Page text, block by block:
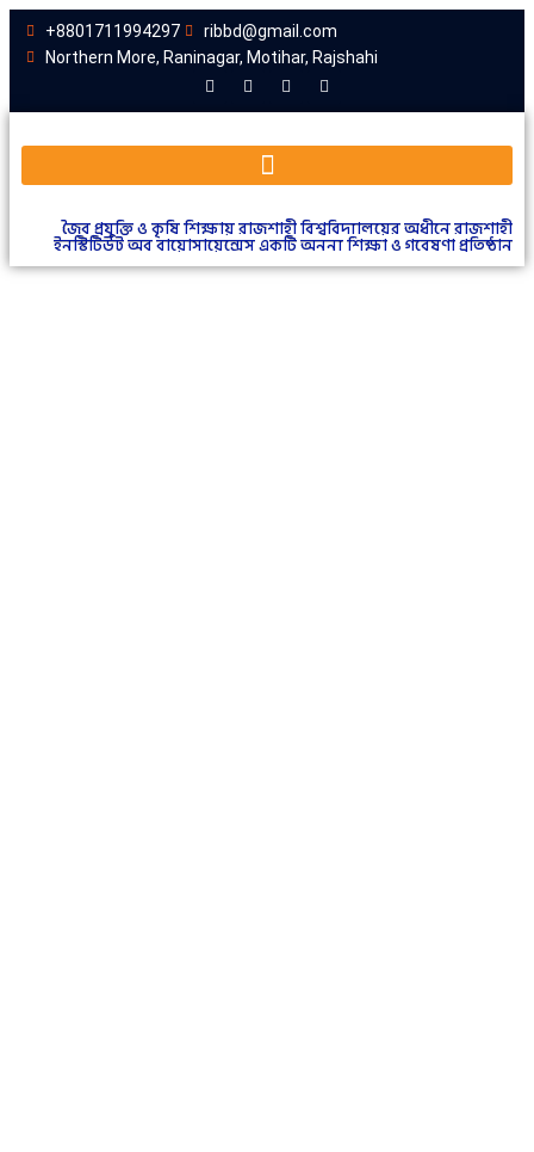
+8801711994297
ribbd@gmail.com
Northern More, Raninagar, Motihar, Rajshahi
জৈব প্রযুক্তি ও কৃষি শিক্ষায় রাজশাহী বিশ্ববিদ্যালয়ের অধীনে রাজশাহী
ইনস্টিটিউট অব বায়োসায়েন্সেস একটি অনন্য শিক্ষা ও গবেষণা প্রতিষ্ঠান